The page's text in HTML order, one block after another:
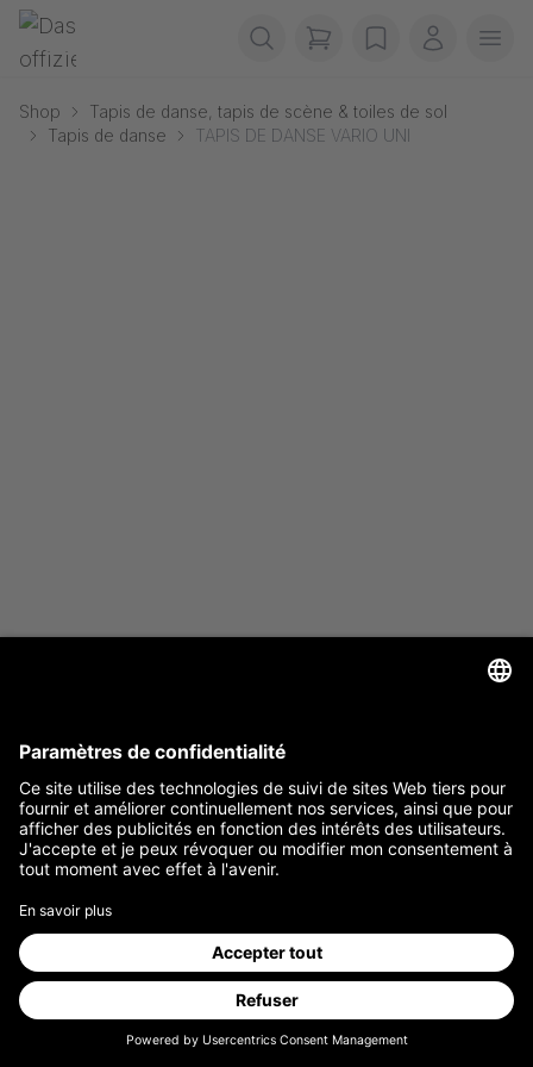
Passer la navigation
Gerriets
items in cart, view
wishlistMon
Shop
Tapis de danse, tapis de scène & toiles de sol
Tapis de danse
TAPIS DE DANSE VARIO UNI